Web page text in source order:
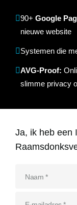
CRO
SEO
SEO
Google
E-mailSalesFeed
Google
instellen
Referenties
Actueel
Werken bij
info@rb-
Ja, ik heb een
90+ Google
nieuwe website
Systemen die
AVG-Proof:
slimme privacy